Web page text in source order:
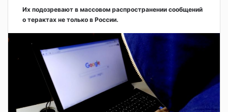
Их подозревают в массовом распространении сообщений
о терактах не только в России.